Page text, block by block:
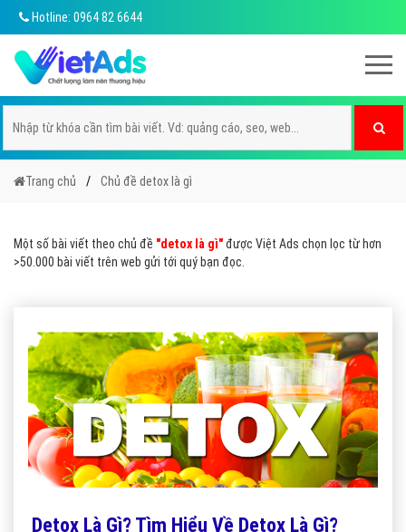
Hotline: 0964 82 6644
Trang chủ Chủ đề detox là gì
Một số bài viết theo chủ đề "detox là gì"được Việt Ads chọn lọc từ hơn
>50.000 bài viết trên web gửi tới quý bạn đọc.
Detox Là Gì? Tìm Hiểu Về Detox Là Gì?